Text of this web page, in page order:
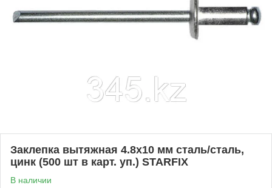
Заклепка вытяжная 4.8х10 мм сталь/сталь,
цинк (500 шт в карт. уп.) STARFIX
В наличии